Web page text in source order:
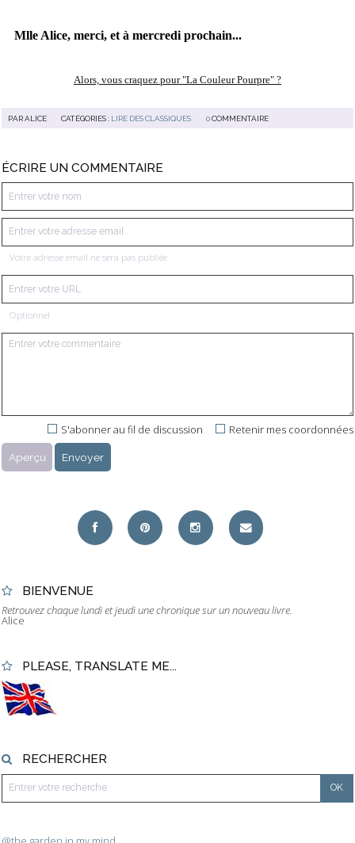
Mlle Alice, merci, et à mercredi prochain...
Alors, vous craquez pour "La Couleur Pourpre" ?
PARALICE CATÉGORIES : LIRE DES CLASSIQUES 0 COMMENTAIRE
ÉCRIRE UN COMMENTAIRE
Votre adresse email ne sera pas publiée
Optionnel
Retenir mes coordonnées
S'abonner au fil de discussion
BIENVENUE
Retrouvez chaque lundi et jeudi une chronique sur un nouveau livre.
Alice
PLEASE, TRANSLATE ME...
RECHERCHER